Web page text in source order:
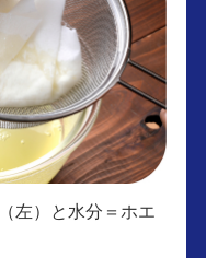
左）と水分＝ホエ